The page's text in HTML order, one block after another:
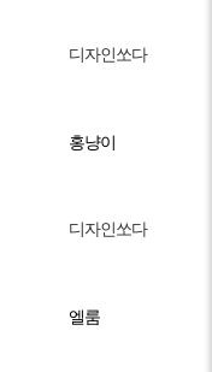
디자인쏘다
홍냥이
디자인쏘다
엘룸